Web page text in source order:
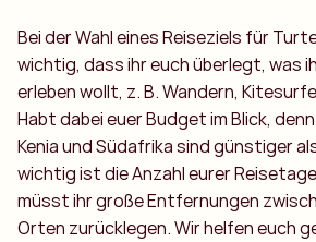
Bei der Wahl eines Reiseziels für
wichtig, dass ihr euch überlegt, was
erleben wollt, z. B. Wandern,
Habt dabei euer Budget im Blick,
Kenia und Südafrika sind günstiger
wichtig ist die Anzahl eurer
müsst ihr große Entfernungen
Orten zurücklegen. Wir helfen euch